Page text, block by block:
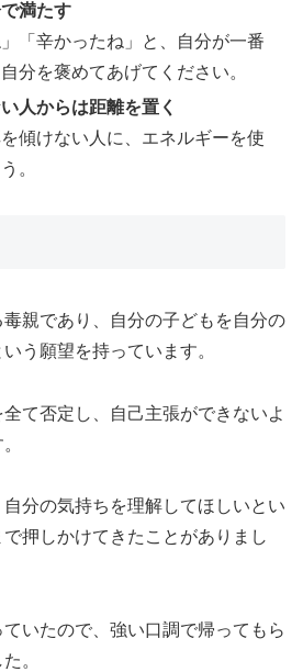
満たす
」「辛かったね」と、自分が一番
分を褒めてあげてください。
人からは距離を置く
傾けない人に、エネルギーを使
。
親であり、自分の子どもを自分の
う願望を持っています。
て否定し、自己主張ができないよ
分の気持ちを理解してほしいとい
押しかけてきたことがありまし
いたので、強い口調で帰ってもら
。